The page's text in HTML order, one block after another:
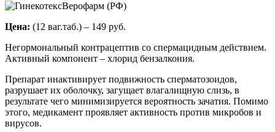
Верофарм (РФ)
Цена: (12 ваг.таб.) – 149 руб.
Негормональный контрацептив со спермацидным действием.
Активный компонент – хлорид бензалкония.
Препарат инактивирует подвижность сперматозоидов,
разрушает их оболочку, загущает влагалищную слизь, в
результате чего минимизируется вероятность зачатия. Помимо
этого, медикамент проявляет активность против микробов и
вирусов.